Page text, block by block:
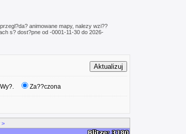
animowane mapy, nalezy wzi??
s? dost?pne od -0001-11-30 do 2026-
Wy?. Za??czona
>